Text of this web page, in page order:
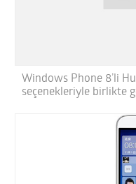
Windows Phone 8’li
seçenekleriyle birlikte